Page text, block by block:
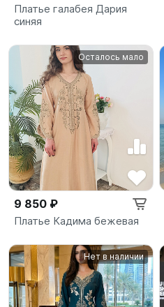
Платье галабея Дария
синяя
Осталось мало
9 850 ₽
Платье Кадима бежевая
Нет в наличии